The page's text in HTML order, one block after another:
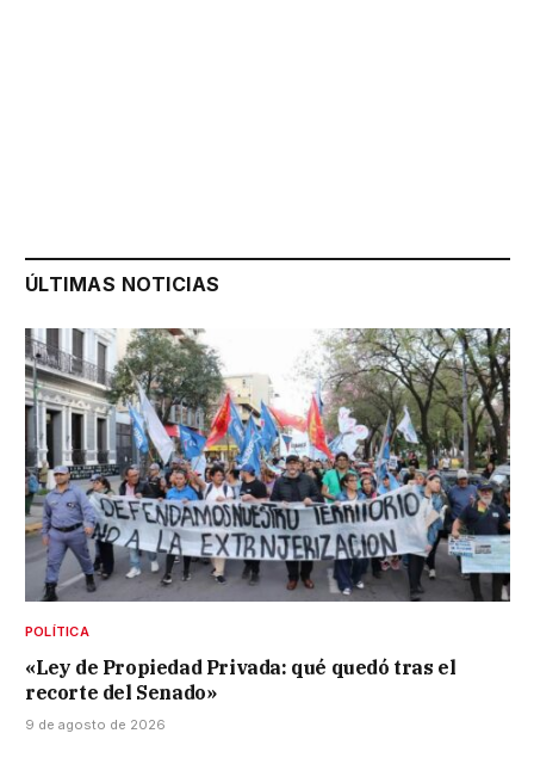
ÚLTIMAS NOTICIAS
POLÍTICA
«Ley de Propiedad Privada: qué quedó tras el
recorte del Senado»
9 de agosto de 2026